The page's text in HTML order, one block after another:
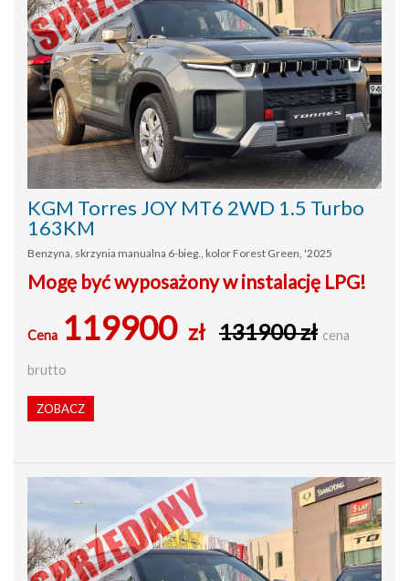
KGM Torres JOY MT6 2WD 1.5 Turbo
163KM
Benzyna, skrzynia manualna 6-bieg., kolor Forest Green, '2025
Mogę być wyposażony w instalację LPG!
Cena 119900 zł 131900 zł cena
brutto
ZOBACZ